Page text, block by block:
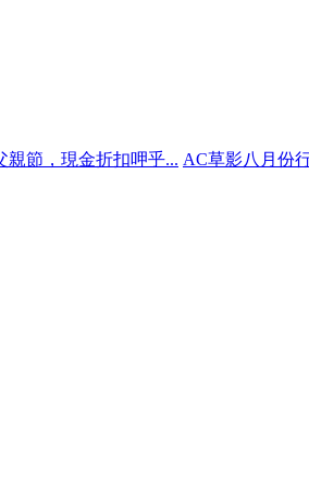
現金折扣呷乎... AC草影八月份行事曆...